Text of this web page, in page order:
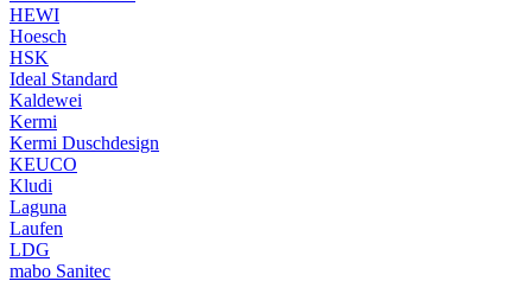
HEWI
Hoesch
HSK
Ideal Standard
Kaldewei
Kermi
Kermi Duschdesign
KEUCO
Kludi
Laguna
Laufen
LDG
mabo Sanitec